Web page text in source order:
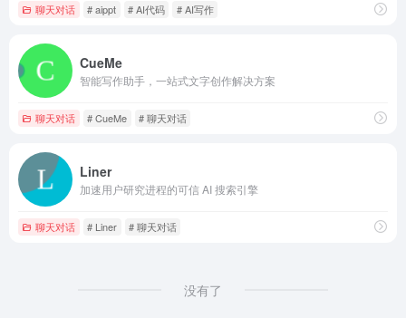
聊天对话 # aippt # AI代码 # AI写作
CueMe
智能写作助手，一站式文字创作解决方案
聊天对话 # CueMe # 聊天对话
Liner
加速用户研究进程的可信 AI 搜索引擎
聊天对话 # Liner # 聊天对话
没有了